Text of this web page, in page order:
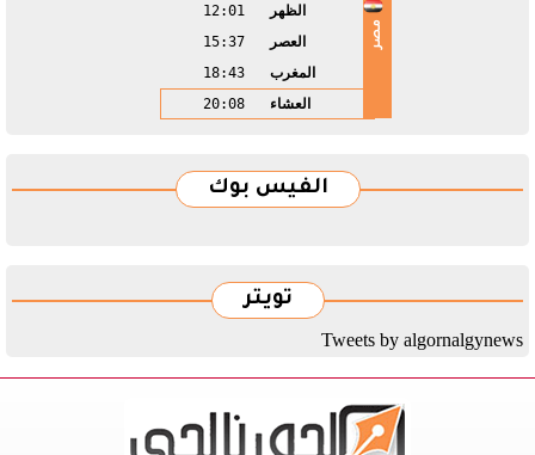
مصر
الظهر
12:01
العصر
15:37
المغرب
18:43
العشاء
20:08
الفيس بوك
تويتر
Tweets by algornalgynews